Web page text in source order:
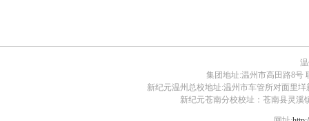
集团地址:温州市高田路8号
新纪元温州总校地址:温州市车管所对面里垟
新纪元苍南分校校址：苍南县灵溪